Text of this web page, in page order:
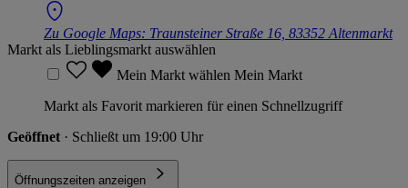
Zu Google Maps: Traunsteiner Straße 16, 83352 Altenmarkt
Markt als Lieblingsmarkt auswählen
Mein Markt wählen Mein Markt
Markt als Favorit markieren für einen Schnellzugriff
Geöffnet · Schließt um 19:00 Uhr
Öffnungszeiten anzeigen